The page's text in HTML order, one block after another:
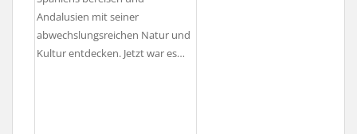
Andalusien mit seiner
abwechslungsreichen Natur und
Kultur entdecken. Jetzt war es…